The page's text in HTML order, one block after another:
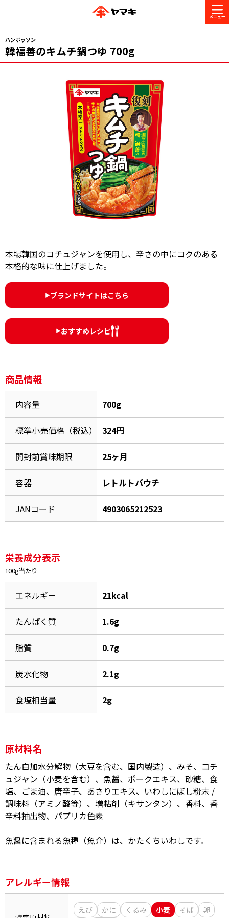
商品情報
ヤマキ『めんつゆ』 ヤマキ 割烹白だし
旨さ、別格。だし屋の鍋
だしパック
だし粉
おいしいレシピを探す
おいしいレシピトップ
時短レシピ
かつお節レシピ
めんつゆレシピ
割烹白だしレシピ
レシピ特設サイト
割烹白だしレシピ特集
だし巻き卵特集
かつお節・だしを楽しむ
かつお節・だしを知る
かつお節の削り方
ヤマキ かつお節プラス®
だしコミュ
CM・キャンペーン
- ヤマキ かつお節プラス®
採用情報
- ジョブリターン制
コミュニティサイト
韓福善
ハンボッソン
本場韓国のコチュジャンを使用し、辛さの中にコクのある
本格的な味に仕上げました。
▶︎ブランドサイトはこちら
▶︎おすすめレシピ
商品情報
内容量 700g
標準小売価格（税込） 324円
開封前賞味期限 25ヶ月
容器 レトルトパウチ
JANコード 4903065212523
栄養成分表示
100g当たり
エネルギー 21kcal
たんぱく質 1.6g
脂質 0.7g
炭水化物 2.1g
食塩相当量 2g
原材料名
たん白加水分解物（大豆を含む、国内製造）、みそ、コチ
ュジャン（小麦を含む）、魚醤、ポークエキス、砂糖、食
塩、ごま油、唐辛子、あさりエキス、いわしにぼし粉末 /
調味料（アミノ酸等）、増粘剤（キサンタン）、香料、香
辛料抽出物、パプリカ色素
魚醤に含まれる魚種（魚介）は、かたくちいわしです。
アレルギー情報
えび かに くるみ 小麦 そば 卵